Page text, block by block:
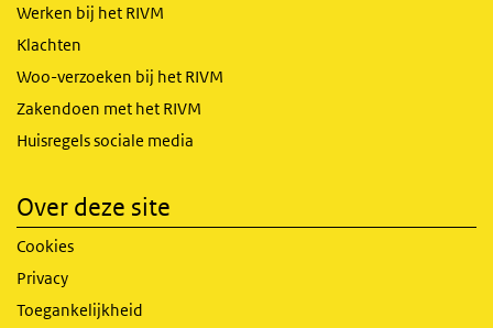
Werken bij het RIVM
Klachten
Woo-verzoeken bij het RIVM
Zakendoen met het RIVM
Huisregels sociale media
Over deze site
Cookies
Privacy
Toegankelijkheid